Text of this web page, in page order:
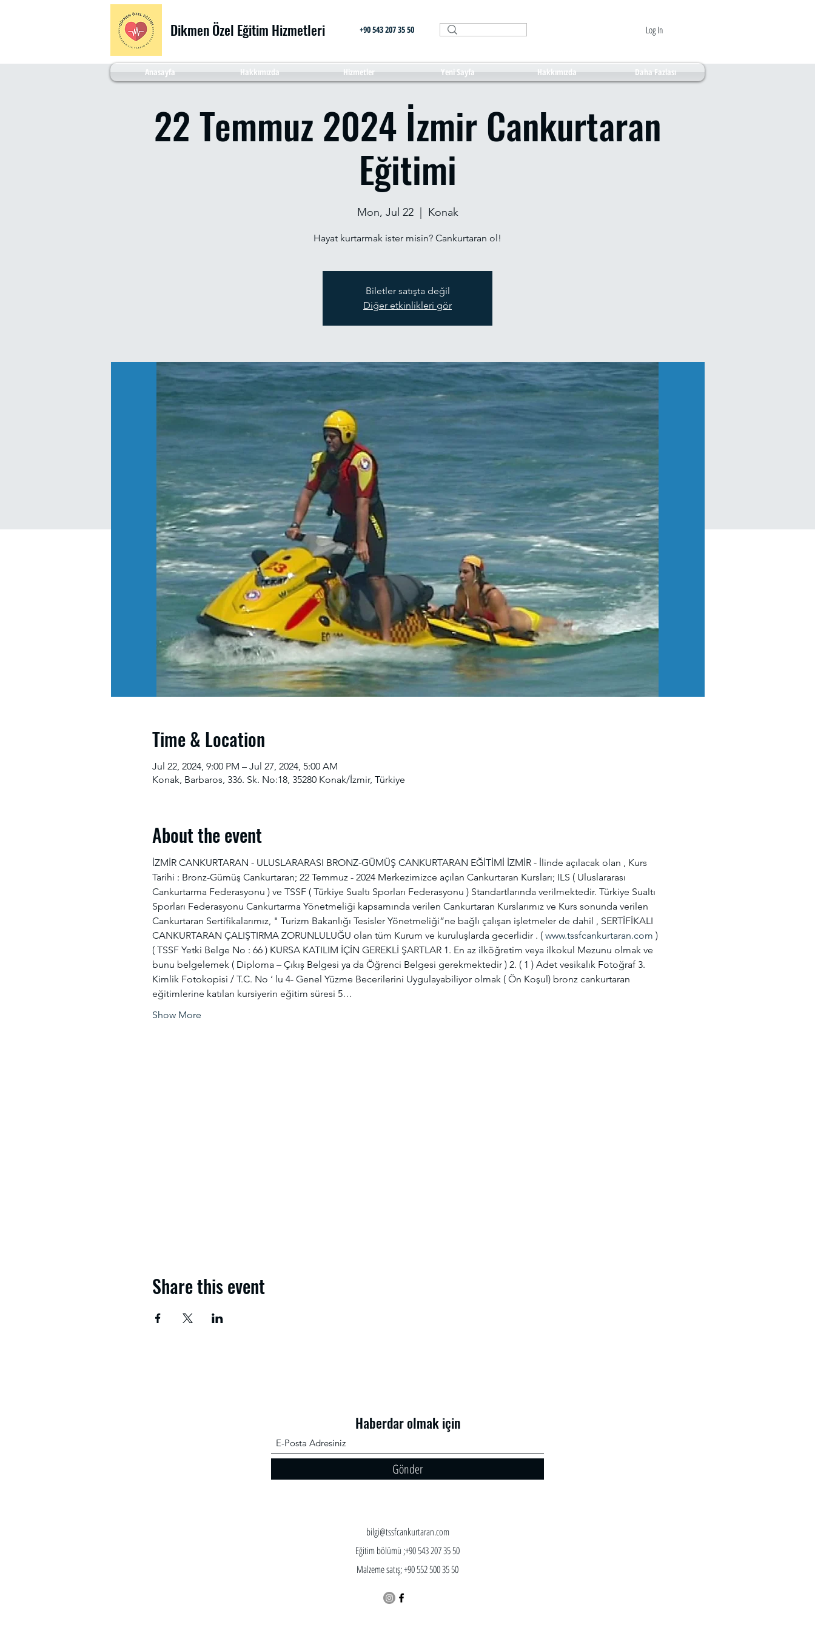
Dikmen Özel Eğitim Hizmetleri +90 543 207 35 50 Log In
Anasayfa Hakkımızda Hizmetler Yeni Sayfa Hakkımızda Daha Fazlası
22 Temmuz 2024 İzmir Cankurtaran
Eğitimi
Mon, Jul 22
  |
Konak
Hayat kurtarmak ister misin? Cankurtaran ol!
Biletler satışta değil
Diğer etkinlikleri gör
Time & Location
Jul 22, 2024, 9:00 PM – Jul 27, 2024, 5:00 AM
Konak, Barbaros, 336. Sk. No:18, 35280 Konak/İzmir, Türkiye
About the event
İZMİR CANKURTARAN - ULUSLARARASI BRONZ-GÜMÜŞ CANKURTARAN EĞİTİMİ İZMİR - İlinde açılacak olan , Kurs
Tarihi : Bronz-Gümüş Cankurtaran; 22 Temmuz - 2024 Merkezimizce açılan Cankurtaran Kursları; ILS ( Uluslararası
Cankurtarma Federasyonu ) ve TSSF ( Türkiye Sualtı Sporları Federasyonu ) Standartlarında verilmektedir. Türkiye Sualtı
Sporları Federasyonu Cankurtarma Yönetmeliği kapsamında verilen Cankurtaran Kurslarımız ve Kurs sonunda verilen
Cankurtaran Sertifikalarımız, " Turizm Bakanlığı Tesisler Yönetmeliği”ne bağlı çalışan işletmeler de dahil , SERTİFİKALI
CANKURTARAN ÇALIŞTIRMA ZORUNLULUĞU olan tüm Kurum ve kuruluşlarda gecerlidir . ( www.tssfcankurtaran.com )
( TSSF Yetki Belge No : 66 ) KURSA KATILIM İÇİN GEREKLİ ŞARTLAR 1. En az ilköğretim veya ilkokul Mezunu olmak ve
bunu belgelemek ( Diploma – Çıkış Belgesi ya da Öğrenci Belgesi gerekmektedir ) 2. ( 1 ) Adet vesikalık Fotoğraf 3.
Kimlik Fotokopisi / T.C. No ‘ lu 4- Genel Yüzme Becerilerini Uygulayabiliyor olmak ( Ön Koşul) bronz cankurtaran
eğitimlerine katılan kursiyerin eğitim süresi 5…
Show More
Share this event
Haberdar olmak için
Gönder
bilgi@tssfcankurtaran.com
Eğitim bölümü ;+90 543 207 35 50
Malzeme satış; +90 552 500 35 50